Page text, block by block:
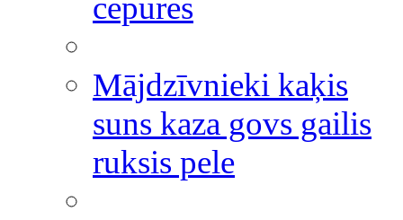
cepures
Mājdzīvnieki kaķis
suns kaza govs gailis
ruksis pele